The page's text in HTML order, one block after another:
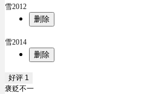
雪2012
删除
雪2014
删除
好评 1
褒贬不一